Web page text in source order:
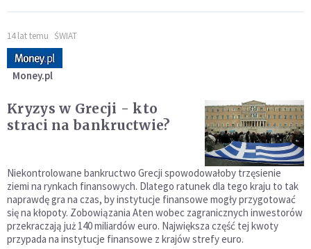
14 lat temu ŚWIAT
Money.pl
Kryzys w Grecji - kto
straci na bankructwie?
Niekontrolowane bankructwo Grecji spowodowałoby trzęsienie
ziemi na rynkach finansowych. Dlatego ratunek dla tego kraju to tak
naprawdę gra na czas, by instytucje finansowe mogły przygotować
się na kłopoty. Zobowiązania Aten wobec zagranicznych inwestorów
przekraczają już 140 miliardów euro. Największa część tej kwoty
przypada na instytucje finansowe z krajów strefy euro.